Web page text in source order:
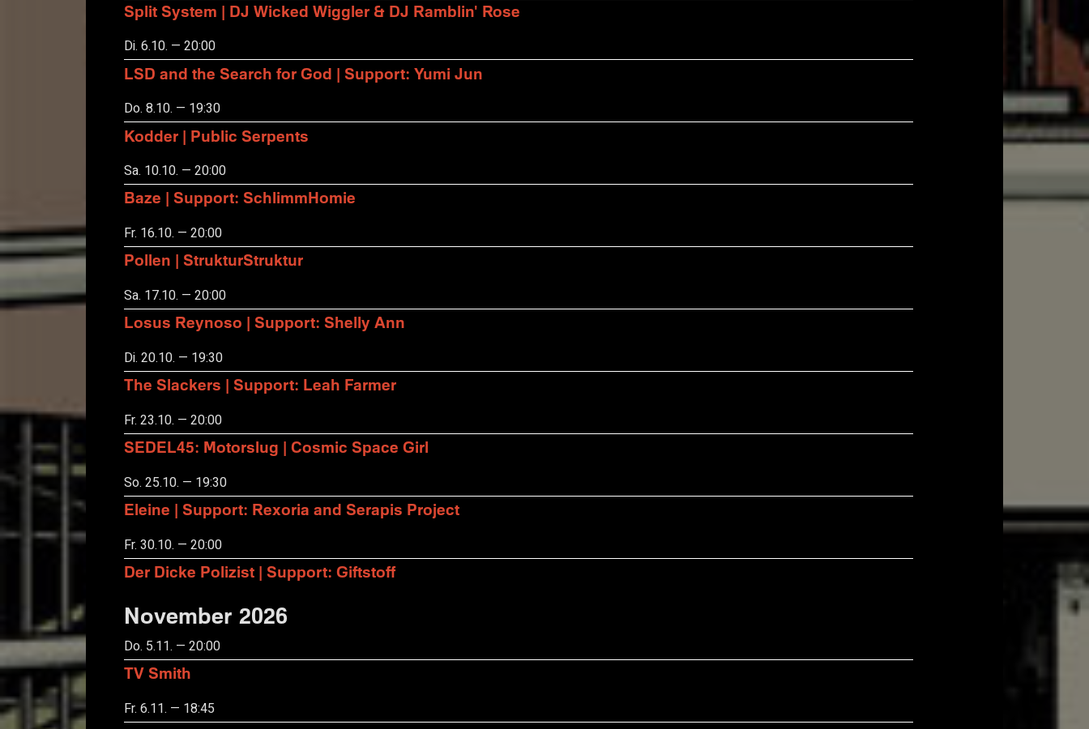
Split System | DJ Wicked Wiggler & DJ Ramblin' Rose
Di. 6.10. — 20:00
LSD and the Search for God | Support: Yumi Jun
Do. 8.10. — 19:30
Kodder | Public Serpents
Sa. 10.10. — 20:00
Baze | Support: SchlimmHomie
Fr. 16.10. — 20:00
Pollen | StrukturStruktur
Sa. 17.10. — 20:00
Losus Reynoso | Support: Shelly Ann
Di. 20.10. — 19:30
The Slackers | Support: Leah Farmer
Fr. 23.10. — 20:00
SEDEL45: Motorslug | Cosmic Space Girl
So. 25.10. — 19:30
Eleine | Support: Rexoria and Serapis Project
Fr. 30.10. — 20:00
Der Dicke Polizist | Support: Giftstoff
November 2026
Do. 5.11. — 20:00
TV Smith
Fr. 6.11. — 18:45